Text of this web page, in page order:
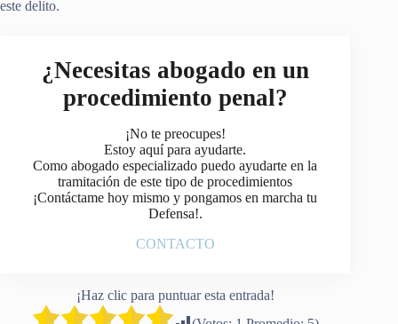
este delito.
¿Necesitas abogado en un
procedimiento penal?
¡No te preocupes!
Estoy aquí para ayudarte.
Como abogado especializado puedo ayudarte en la
tramitación de este tipo de procedimientos
¡Contáctame hoy mismo y pongamos en marcha tu
Defensa!.
CONTACTO
¡Haz clic para puntuar esta entrada!